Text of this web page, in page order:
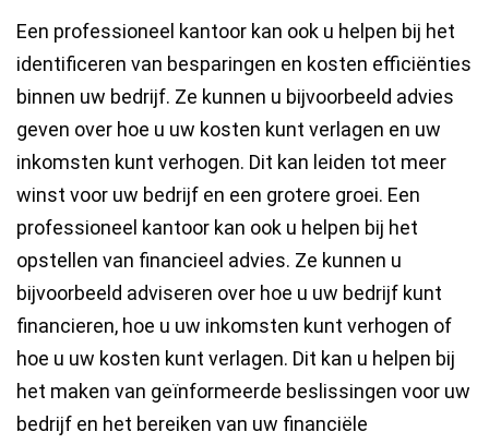
Een professioneel kantoor kan ook u helpen bij het
identificeren van besparingen en kosten efficiënties
binnen uw bedrijf. Ze kunnen u bijvoorbeeld advies
geven over hoe u uw kosten kunt verlagen en uw
inkomsten kunt verhogen. Dit kan leiden tot meer
winst voor uw bedrijf en een grotere groei. Een
professioneel kantoor kan ook u helpen bij het
opstellen van financieel advies. Ze kunnen u
bijvoorbeeld adviseren over hoe u uw bedrijf kunt
financieren, hoe u uw inkomsten kunt verhogen of
hoe u uw kosten kunt verlagen. Dit kan u helpen bij
het maken van geïnformeerde beslissingen voor uw
bedrijf en het bereiken van uw financiële